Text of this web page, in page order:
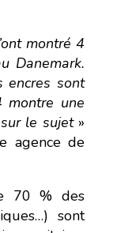
montré 4
Danemark.
encres sont
montre une
le sujet »
agence de
70 % des
sont